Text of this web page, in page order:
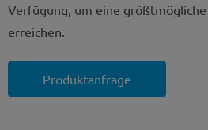
Verfügung, um eine
erreichen.
Produktanfrage